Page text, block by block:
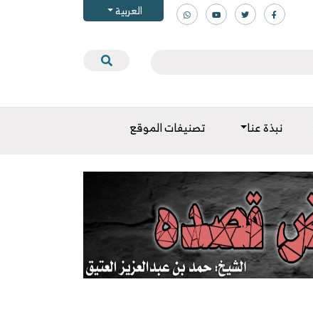
العربية
نبذة عنا تصنيفات الموقع